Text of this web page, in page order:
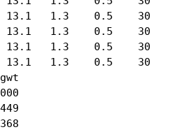
13.1   1.3    0.5    30
13.1   1.3    0.5    30
13.1   1.3    0.5    30
13.1   1.3    0.5    30